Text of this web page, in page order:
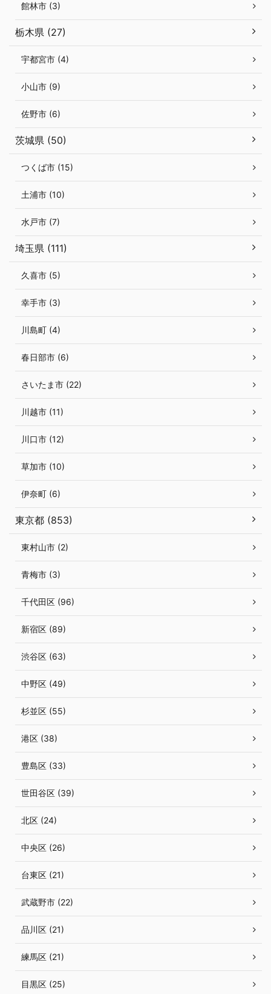
館林市 (3)
栃木県 (27)
宇都宮市 (4)
小山市 (9)
佐野市 (6)
茨城県 (50)
つくば市 (15)
土浦市 (10)
水戸市 (7)
埼玉県 (111)
久喜市 (5)
幸手市 (3)
川島町 (4)
春日部市 (6)
さいたま市 (22)
川越市 (11)
川口市 (12)
草加市 (10)
伊奈町 (6)
東京都 (853)
東村山市 (2)
青梅市 (3)
千代田区 (96)
新宿区 (89)
渋谷区 (63)
中野区 (49)
杉並区 (55)
港区 (38)
豊島区 (33)
世田谷区 (39)
北区 (24)
中央区 (26)
台東区 (21)
武蔵野市 (22)
品川区 (21)
練馬区 (21)
目黒区 (25)